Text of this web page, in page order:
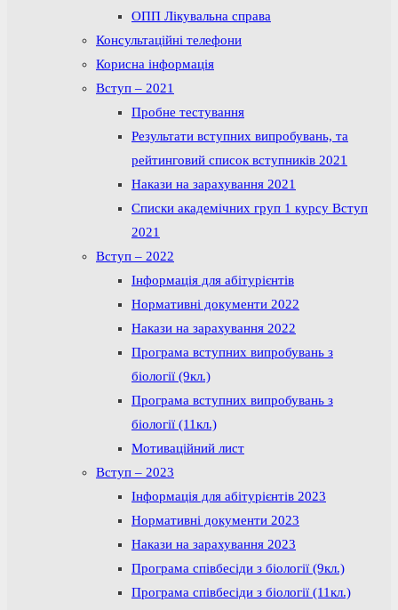
ОПП Лікувальна справа
Консультаційні телефони
Корисна інформація
Вступ – 2021
Пробне тестування
Результати вступних випробувань, та
рейтинговий список вступників 2021
Накази на зарахування 2021
Списки академічних груп 1 курсу Вступ
2021
Вступ – 2022
Інформація для абітурієнтів
Нормативні документи 2022
Накази на зарахування 2022
Програма вступних випробувань з
біології (9кл.)
Програма вступних випробувань з
біології (11кл.)
Мотиваційний лист
Вступ – 2023
Інформація для абітурієнтів 2023
Нормативні документи 2023
Накази на зарахування 2023
Програма співбесіди з біології (9кл.)
Програма співбесіди з біології (11кл.)